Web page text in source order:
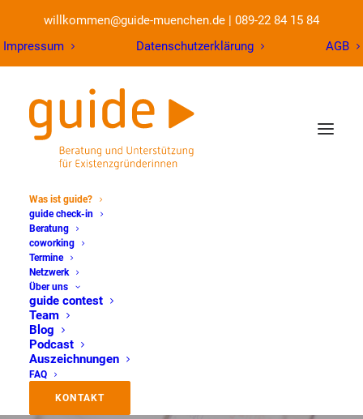
willkommen@guide-muenchen.de | 089-22 84 15 84
Impressum
Datenschutzerklärung AGB
Was ist guide?
guide check-in
Beratung
coworking
Termine
Netzwerk
Über uns
guide contest
Team
Blog
Podcast
Auszeichnungen
FAQ
KONTAKT
kostengünstig zur eigenen Gründung zu
Unser Projektangebot richtet sich an